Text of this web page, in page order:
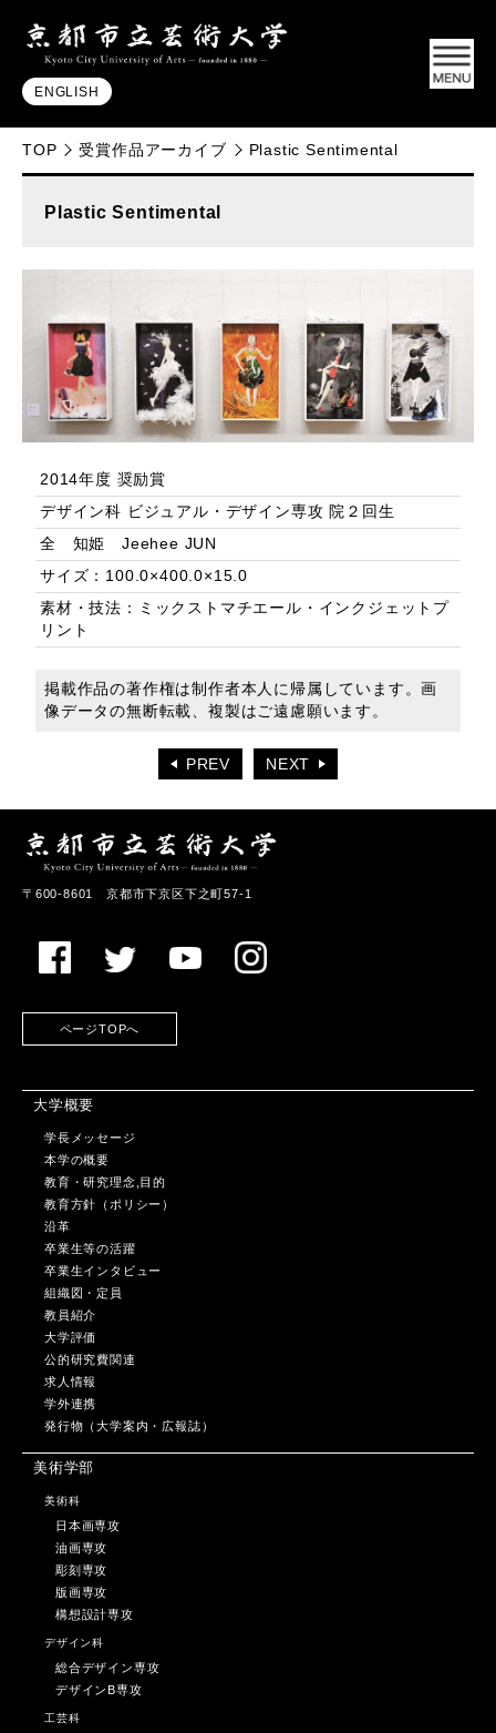
ENGLISH
TOP 受賞作品アーカイブ Plastic Sentimental
Plastic Sentimental
2014年度 奨励賞
デザイン科 ビジュアル・デザイン専攻 院２回生
全 知姫 Jeehee JUN
サイズ：100.0×400.0×15.0
素材・技法：ミックストマチエール・インクジェットプ
リント
掲載作品の著作権は制作者本人に帰属しています。画
像データの無断転載、複製はご遠慮願います。
PREV NEXT
〒600-8601 京都市下京区下之町57-1
ページTOPへ
大学概要
学長メッセージ
本学の概要
教育・研究理念,目的
教育方針（ポリシー）
沿革
卒業生等の活躍
卒業生インタビュー
組織図・定員
教員紹介
大学評価
公的研究費関連
求人情報
学外連携
発行物（大学案内・広報誌）
美術学部
美術科
日本画専攻
油画専攻
彫刻専攻
版画専攻
構想設計専攻
デザイン科
総合デザイン専攻
デザインB専攻
工芸科